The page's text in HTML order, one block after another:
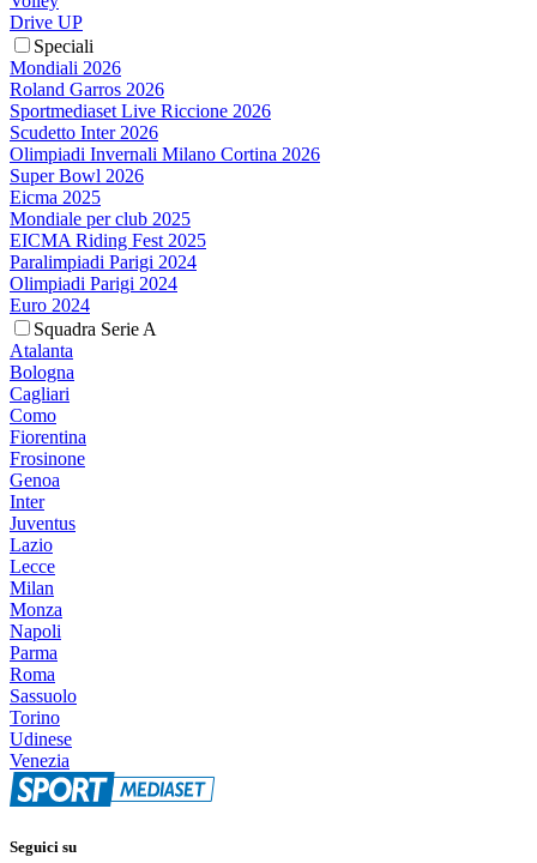
Drive UP
Speciali
Mondiali 2026
Roland Garros 2026
Sportmediaset Live Riccione 2026
Scudetto Inter 2026
Olimpiadi Invernali Milano Cortina 2026
Super Bowl 2026
Eicma 2025
Mondiale per club 2025
EICMA Riding Fest 2025
Paralimpiadi Parigi 2024
Olimpiadi Parigi 2024
Euro 2024
Squadra Serie A
Atalanta
Bologna
Cagliari
Como
Fiorentina
Frosinone
Genoa
Inter
Juventus
Lazio
Lecce
Milan
Monza
Napoli
Parma
Roma
Sassuolo
Torino
Udinese
Venezia
Seguici su